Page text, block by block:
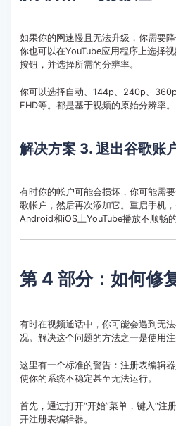
如果你的网速慢且无法升级，你需要
你也可以在YouTube应用程序上选择
按钮，并选择所需的分辨率。
你可以选择自动、144p、240p、
FHD等。都是基于视频的原始分辨率。
解决方案 3. 退出谷歌账
有时你的帐户可能会损坏，你可能需
歌帐户，然后再次添加它。重启手机
Android和iOS上YouTube播放不顺畅的
第 4 部分：如何修
有时在视频通话中，你可能会遇到无
况。解决这个问题的方法之一是使用注
这里有一个标准的警告：注册表编辑
使你的系统不稳定甚至无法运行。
首先，通过打开“开始”菜单，键入“注
开注册表编辑器。